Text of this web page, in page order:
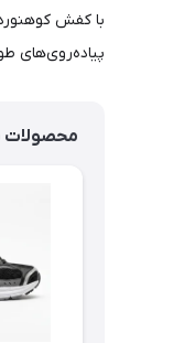
پیاده‌روی‌های
محصولات